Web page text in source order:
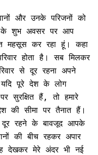
और उनके परिजनों को
के शुभ अवसर पर आप
महसूस कर रहा हूं। कहा
होता है। सब मिलकर
से दूर रहना अपने
यदि पूरे देश के लोग
सुरक्षित हैं, तो हमारे
की सीमा पर तैनात हैं।
दूर रहने के बावजूद आपके
की बीच रहकर अपार
देखकर मेरे अंदर भी नई